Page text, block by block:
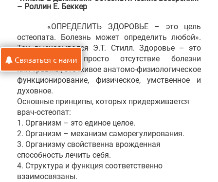
– Роллин Е. Беккер
«ОПРЕДЕЛИТЬ ЗДОРОВЬЕ – это цель
остеопата. Болезнь может определить любой».
Так высказывался Э.Т. Стилл. Здоровье – это
больше, чем просто отсутствие болезни
или травмы; это живое анатомо-физиологическое
функционирование, физическое, умственное и
духовное.
Основные принципы, которых придерживается
врач-остеопат:
1. Организм – это единое целое.
2. Организм – механизм саморегулирования.
3. Организму свойственна врожденная
способность лечить себя.
4. Структура и функция соответственно
взаимосвязаны.
Связаться с нами